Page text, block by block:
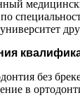
без
в